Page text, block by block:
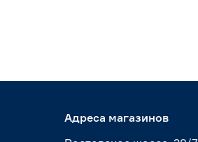
Адреса магазинов